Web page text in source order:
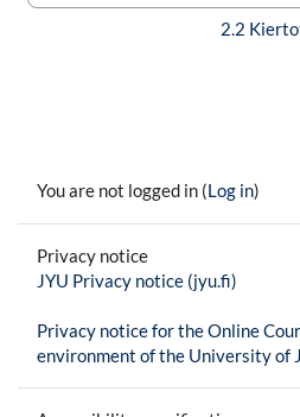
2.2
You are not logged in (Log in)
Privacy notice
JYU Privacy notice (jyu.fi)
Privacy notice for the Online
environment of the University of